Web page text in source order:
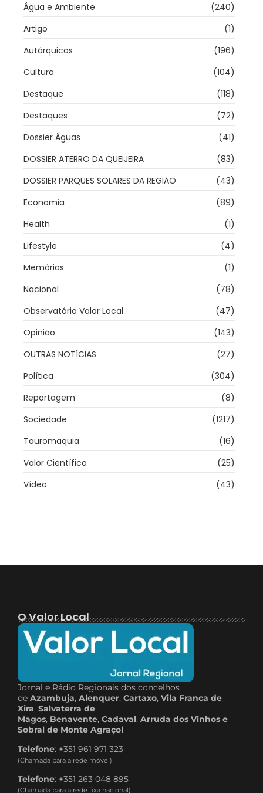
Água e Ambiente
(240)
Artigo
(1)
Autárquicas
(196)
Cultura
(104)
Destaque
(118)
Destaques
(72)
Dossier Águas
(41)
DOSSIER ATERRO DA QUEIJEIRA
(83)
DOSSIER PARQUES SOLARES DA REGIÃO
(43)
Economia
(89)
Health
(1)
Lifestyle
(4)
Memórias
(1)
Nacional
(78)
Observatório Valor Local
(47)
Opinião
(143)
OUTRAS NOTÍCIAS
(27)
Política
(304)
Reportagem
(8)
Sociedade
(1217)
Tauromaquia
(16)
Valor Científico
(25)
Vídeo
(43)
O Valor Local
Jornal e Rádio Regionais dos concelhos
de Azambuja, Alenquer, Cartaxo, Vila Franca de
Xira, Salvaterra de
Magos, Benavente, Cadaval, Arruda dos Vinhos e
Sobral de Monte Agraçol
Telefone: +351 961 971 323
(Chamada para a rede móvel)
Telefone: +351 263 048 895
(Chamada para a rede fixa nacional)